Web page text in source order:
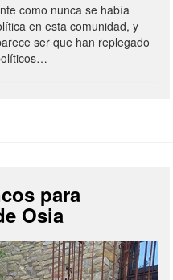
como nunca se había
en esta comunidad, y
ser que han replegado
para
Osia